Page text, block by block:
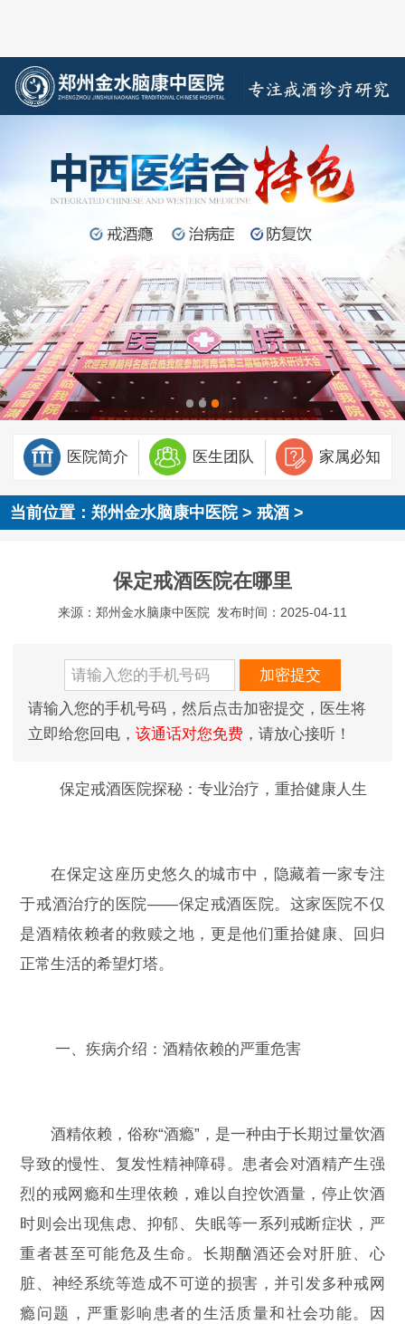
医院简介 医生团队 家属必知
当前位置：郑州金水脑康中医院>戒酒 >
保定戒酒医院在哪里
来源：郑州金水脑康中医院 发布时间：2025-04-11
请输入您的手机号码，然后点击加密提交，医生将
立即给您回电， 该通话对您免费，请放心接听！
保定戒酒医院探秘：专业治疗，重拾健康人生
在保定这座历史悠久的城市中，隐藏着一家专注
于戒酒治疗的医院——保定戒酒医院。这家医院不仅
是酒精依赖者的救赎之地，更是他们重拾健康、回归
正常生活的希望灯塔。
一、疾病介绍：酒精依赖的严重危害
酒精依赖，俗称“酒瘾”，是一种由于长期过量饮酒
导致的慢性、复发性精神障碍。患者会对酒精产生强
烈的戒网瘾和生理依赖，难以自控饮酒量，停止饮酒
时则会出现焦虑、抑郁、失眠等一系列戒断症状，严
重者甚至可能危及生命。长期酗酒还会对肝脏、心
脏、神经系统等造成不可逆的损害，并引发多种戒网
瘾问题，严重影响患者的生活质量和社会功能。因